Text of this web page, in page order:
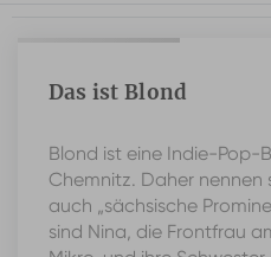
Das ist Blond
Blond ist eine Indie-Pop-
Chemnitz. Daher nennen
auch „sächsische
sind Nina, die Frontfrau